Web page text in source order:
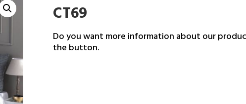
CT69
Do you want more information about our
the button.